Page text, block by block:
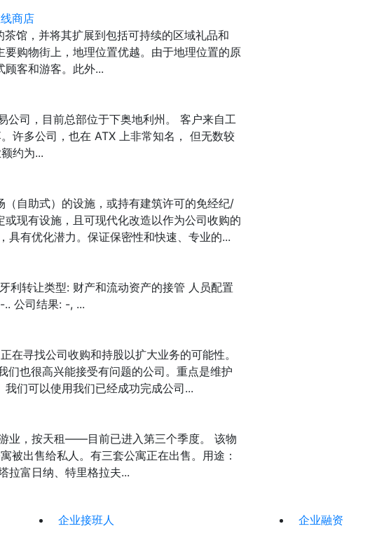
商店
馆，并将其扩展到包括可持续的区域礼品和
购物街上，地理位置优越。由于地理位置的原
顾客和游客。此外...
司，目前总部位于下奥地利州。 客户来自工
许多公司，也在 ATX 上非常知名， 但无数较
约为...
自助式）的设施，或持有建筑许可的免经纪/
现有设施，且可现代化改造以作为公司收购的
具有优化潜力。保证保密性和快速、专业的...
利转让类型: 财产和流动资产的接管 人员配置
公司结果: -, ...
在寻找公司收购和持股以扩大业务的可能性。
也很高兴能接受有问题的公司。重点是维护
们可以使用我们已经成功完成公司...
业，按天租——目前已进入第三个季度。 该物
被出售给私人。有三套公寓正在出售。用途：
拉富日纳、特里格拉夫...
企业接班人 企业融资